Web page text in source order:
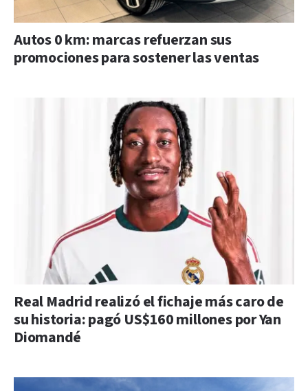
Autos 0 km: marcas refuerzan sus
promociones para sostener las ventas
Real Madrid realizó el fichaje más caro de
su historia: pagó US$160 millones por Yan
Diomandé